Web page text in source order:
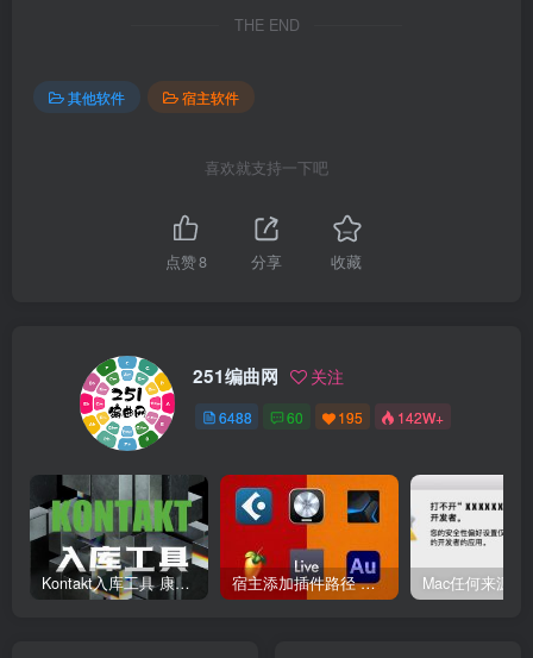
THE END
其他软件 宿主软件
喜欢就支持一下吧
点赞8 分享 收藏
251编曲网 关注
6488 60 195 142W+
Kontakt入库工具 康泰克入库教程 宿主添加插件路径 插件路径设置 VSTPlugins路径